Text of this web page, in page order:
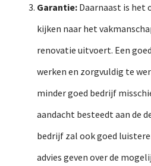
Garantie: Daarnaast is het
kijken naar het
renovatie uitvoert. Een
werken en zorgvuldig te
minder goed bedrijf
aandacht besteedt aan de
bedrijf zal ook goed
advies geven over de